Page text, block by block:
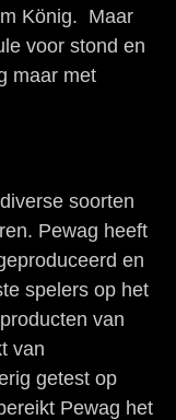
König. Maar
voor stond en
maar met
soorten
Pewag heeft
en
spelers op het
van
van
getest op
Pewag het